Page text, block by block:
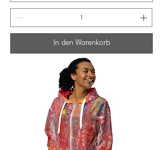
In den Warenkorb